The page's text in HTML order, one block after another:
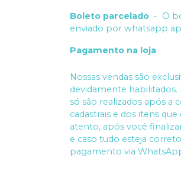
Boleto parcelado - O
enviado por whatsapp
Pagamento na loja
Nossas vendas são
devidamente
só são realizados após a
cadastrais e dos itens
atento, após você
e caso tudo esteja
pagamento via